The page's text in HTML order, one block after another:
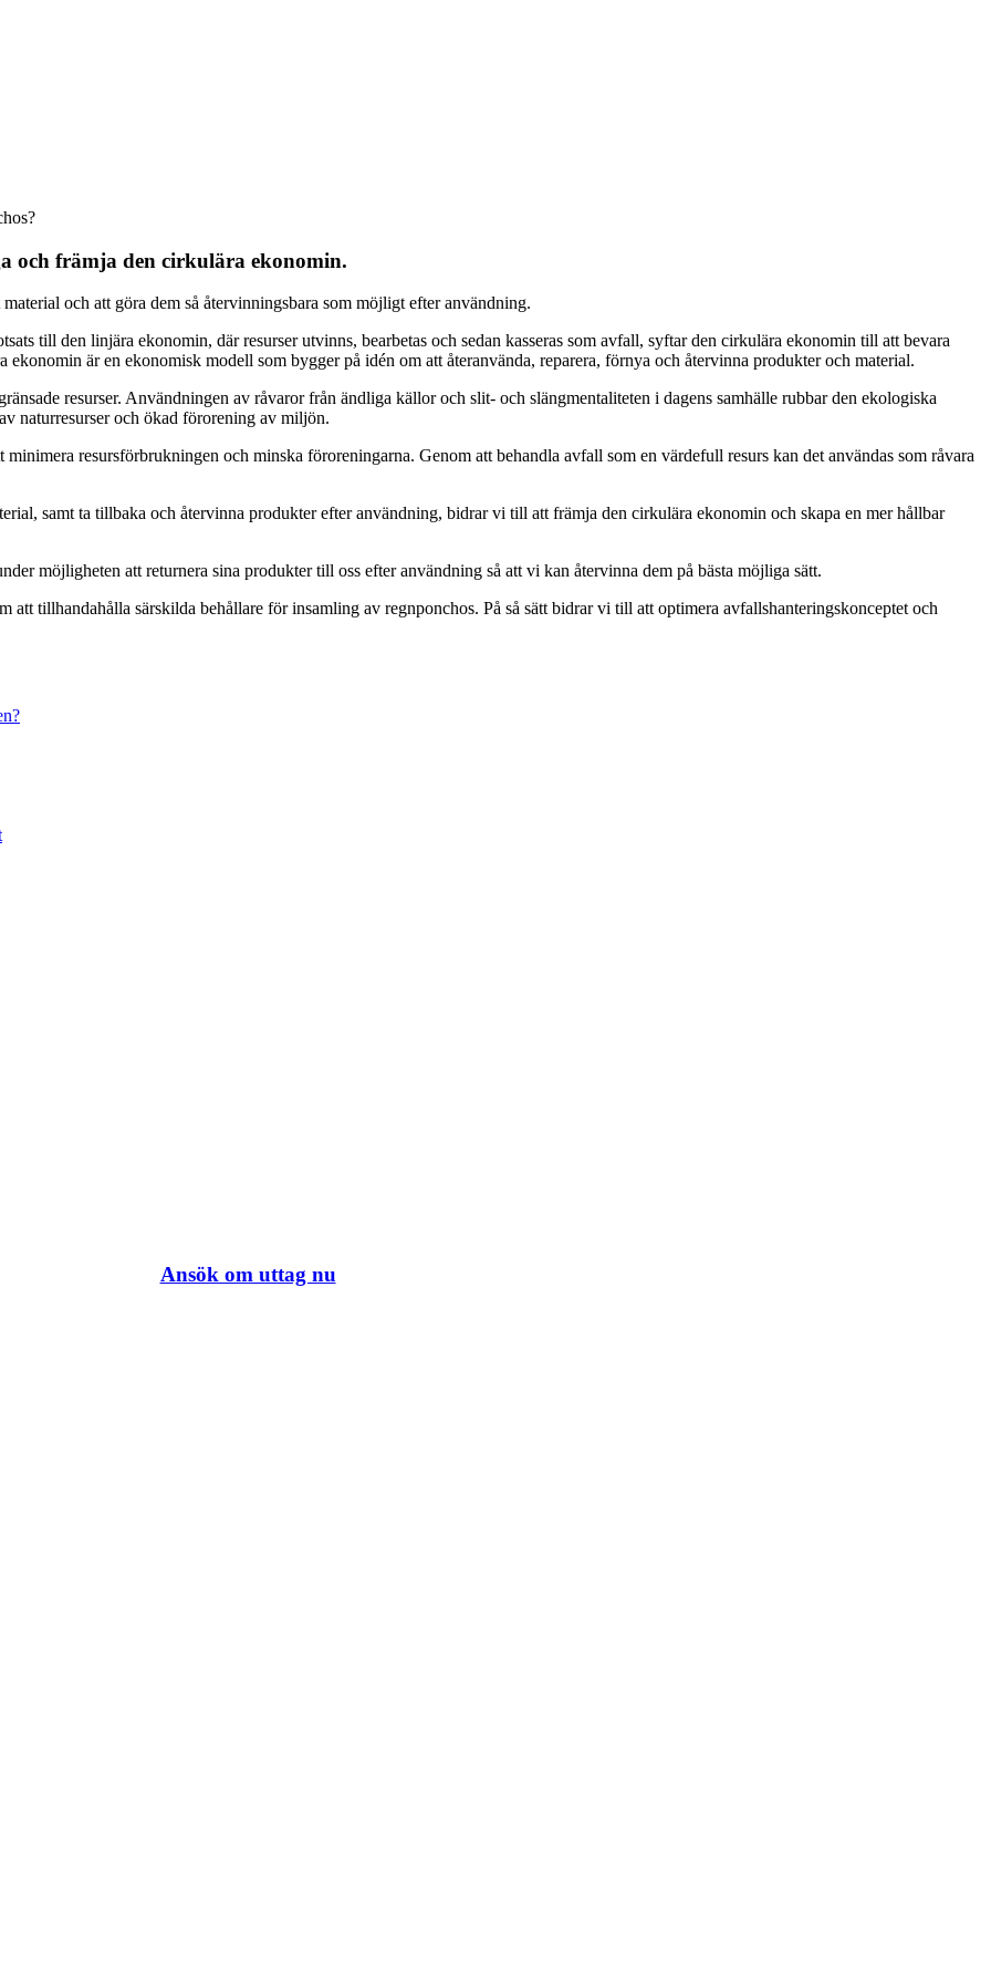
och främja den cirkulära ekonomin.
och att göra dem så återvinningsbara som möjligt efter användning.
till den linjära ekonomin, där resurser utvinns, bearbetas och sedan kasseras som avfall, syftar den cirkulära ekonomin till att bevara
ekonomin är en ekonomisk modell som bygger på idén om att återanvända, reparera, förnya och återvinna produkter och material.
resurser. Användningen av råvaror från ändliga källor och slit- och slängmentaliteten i dagens samhälle rubbar den ekologiska
naturresurser och ökad förorening av miljön.
resursförbrukningen och minska föroreningarna. Genom att behandla avfall som en värdefull resurs kan det användas som råvara
samt ta tillbaka och återvinna produkter efter användning, bidrar vi till att främja den cirkulära ekonomin och skapa en mer hållbar
möjligheten att returnera sina produkter till oss efter användning så att vi kan återvinna dem på bästa möjliga sätt.
att tillhandahålla särskilda behållare för insamling av regnponchos. På så sätt bidrar vi till att optimera avfallshanteringskonceptet och
Ansök om uttag nu